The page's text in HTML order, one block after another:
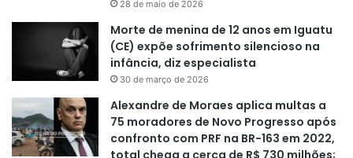
28 de maio de 2026
Morte de menina de 12 anos em Iguatu
(CE) expõe sofrimento silencioso na
infância, diz especialista
30 de março de 2026
Alexandre de Moraes aplica multas a
75 moradores de Novo Progresso após
confronto com PRF na BR-163 em 2022,
total chega a cerca de R$ 730 milhões;